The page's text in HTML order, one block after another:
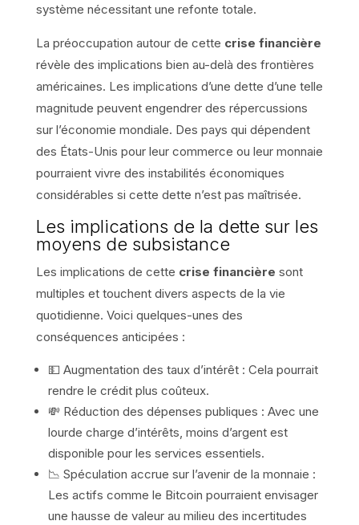
système nécessitant une refonte totale.
La préoccupation autour de cette crise financière
révèle des implications bien au-delà des frontières
américaines. Les implications d’une dette d’une telle
magnitude peuvent engendrer des répercussions
sur l’économie mondiale. Des pays qui dépendent
des États-Unis pour leur commerce ou leur monnaie
pourraient vivre des instabilités économiques
considérables si cette dette n’est pas maîtrisée.
Les implications de la dette sur les
moyens de subsistance
Les implications de cette crise financière sont
multiples et touchent divers aspects de la vie
quotidienne. Voici quelques-unes des
conséquences anticipées :
💵 Augmentation des taux d’intérêt : Cela pourrait
rendre le crédit plus coûteux.
💸 Réduction des dépenses publiques : Avec une
lourde charge d’intérêts, moins d’argent est
disponible pour les services essentiels.
📉 Spéculation accrue sur l’avenir de la monnaie :
Les actifs comme le Bitcoin pourraient envisager
une hausse de valeur au milieu des incertitudes